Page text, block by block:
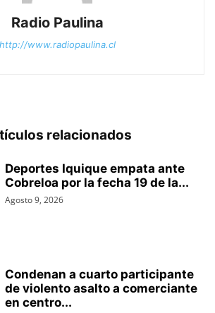
Radio Paulina
http://www.radiopaulina.cl
relacionados
Deportes Iquique empata ante
Cobreloa por la fecha 19 de la...
Agosto 9, 2026
Condenan a cuarto participante
de violento asalto a comerciante
en centro...